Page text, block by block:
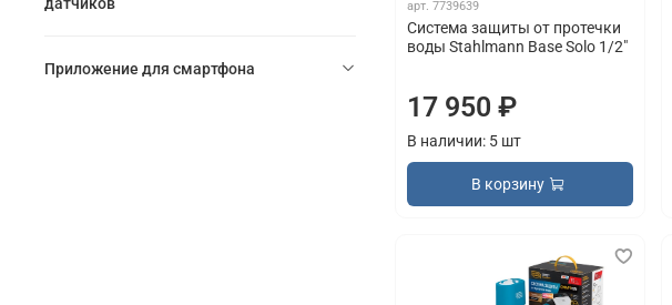
арт. 7739639
Система защиты от протечки
воды Stahlmann Base Solo 1/2"
17 950 ₽
В наличии: 5 шт
В корзину
датчиков
Приложение для смартфона